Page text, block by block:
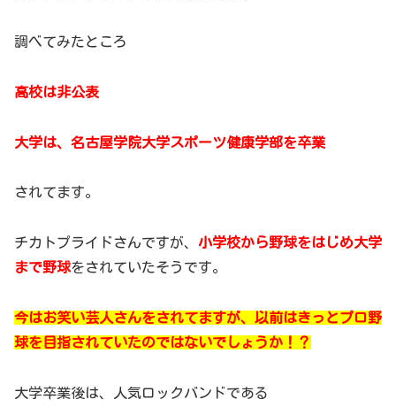
調べてみたところ
高校は非公表
大学は、名古屋学院大学スポーツ健康学部を卒業
されてます。
チカトプライドさんですが、 小学校から野球をはじめ大学
まで野球をされていたそうです。
今はお笑い芸人さんをされてますが、以前はきっとプロ野
球を目指されていたのではないでしょうか！？
大学卒業後は、人気ロックバンドである